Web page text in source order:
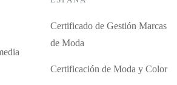
Certificado de Gestión Marcas
de Moda
Certificación de Moda y Color